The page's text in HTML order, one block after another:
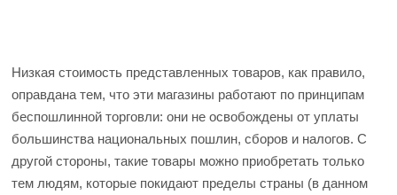
Низкая стоимость представленных товаров, как правило,
оправдана тем, что эти магазины работают по принципам
беспошлинной торговли: они не освобождены от уплаты
большинства национальных пошлин, сборов и налогов. С
другой стороны, такие товары можно приобретать только
тем людям, которые покидают пределы страны (в данном